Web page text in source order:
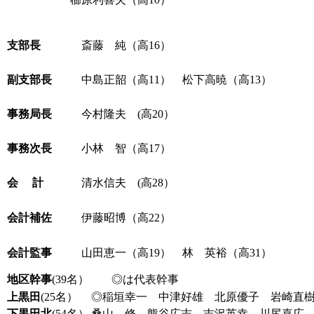
支部長 斎藤 純（高16）
副支部長 中島正韶（高11） 松下高暁（高13）
事務局長 今村隆夫 (高20）
事務次長 小林 智（高17）
会 計 清水信夫 (高28）
会計補佐 伊藤昭博（高22）
会計監事 山田恵一（高19） 林 英裕（高31）
地区幹事(39名） ◎は代表幹事
上黒田(25名）
◎稲垣幸一 中津好雄 北原優子 岩崎直